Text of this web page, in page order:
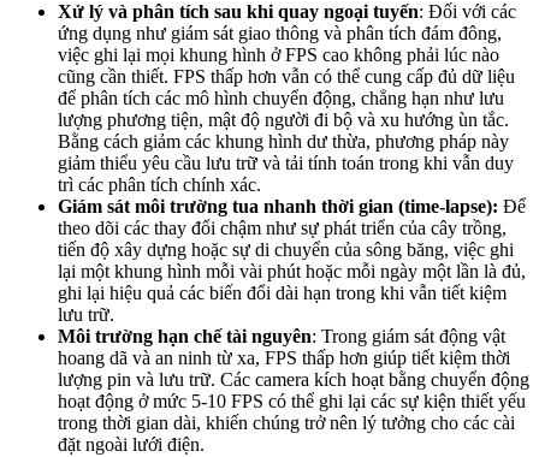
Xử lý và phân tích sau khi quay ngoại tuyến: Đối với các
ứng dụng như giám sát giao thông và phân tích đám đông,
việc ghi lại mọi khung hình ở FPS cao không phải lúc nào
cũng cần thiết. FPS thấp hơn vẫn có thể cung cấp đủ dữ liệu
để phân tích các mô hình chuyển động, chẳng hạn như lưu
lượng phương tiện, mật độ người đi bộ và xu hướng ùn tắc.
Bằng cách giảm các khung hình dư thừa, phương pháp này
giảm thiểu yêu cầu lưu trữ và tải tính toán trong khi vẫn duy
trì các phân tích chính xác.
Giám sát môi trường tua nhanh thời gian (time-lapse): Để
theo dõi các thay đổi chậm như sự phát triển của cây trồng,
tiến độ xây dựng hoặc sự di chuyển của sông băng, việc ghi
lại một khung hình mỗi vài phút hoặc mỗi ngày một lần là đủ,
ghi lại hiệu quả các biến đổi dài hạn trong khi vẫn tiết kiệm
lưu trữ.
Môi trường hạn chế tài nguyên: Trong giám sát động vật
hoang dã và an ninh từ xa, FPS thấp hơn giúp tiết kiệm thời
lượng pin và lưu trữ. Các camera kích hoạt bằng chuyển động
hoạt động ở mức 5-10 FPS có thể ghi lại các sự kiện thiết yếu
trong thời gian dài, khiến chúng trở nên lý tưởng cho các cài
đặt ngoài lưới điện.